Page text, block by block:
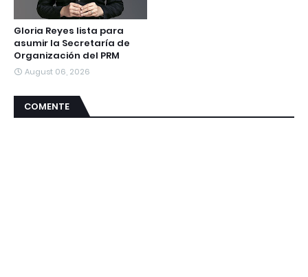
Gloria Reyes lista para
asumir la Secretaría de
Organización del PRM
August 06, 2026
COMENTE